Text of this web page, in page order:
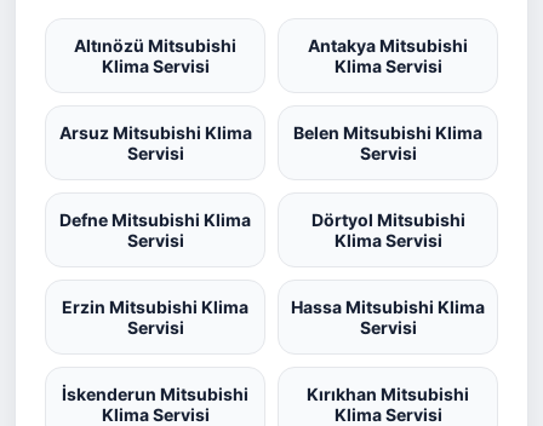
Altınözü Mitsubishi
Klima Servisi
Antakya Mitsubishi
Klima Servisi
Arsuz Mitsubishi Klima
Servisi
Belen Mitsubishi Klima
Servisi
Defne Mitsubishi Klima
Servisi
Dörtyol Mitsubishi
Klima Servisi
Erzin Mitsubishi Klima
Servisi
Hassa Mitsubishi Klima
Servisi
İskenderun Mitsubishi
Klima Servisi
Kırıkhan Mitsubishi
Klima Servisi